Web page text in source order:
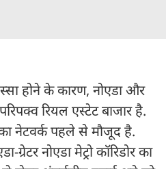
होने के कारण, नोएडा और
रियल एस्टेट बाजार है.
नेटवर्क पहले से मौजूद है.
नोएडा मेट्रो कॉरिडोर का